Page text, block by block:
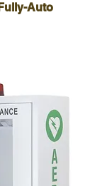
Auto